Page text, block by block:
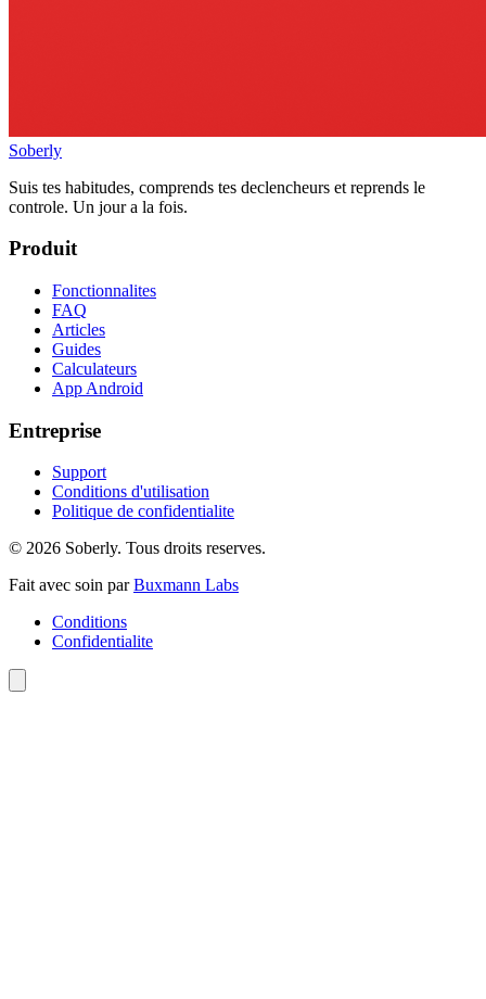
Soberly
Suis tes habitudes, comprends tes declencheurs et reprends le
controle. Un jour a la fois.
Produit
Fonctionnalites
FAQ
Articles
Guides
Calculateurs
App Android
Entreprise
Support
Conditions d'utilisation
Politique de confidentialite
© 2026 Soberly. Tous droits reserves.
Fait avec soin parBuxmann Labs
Conditions
Confidentialite